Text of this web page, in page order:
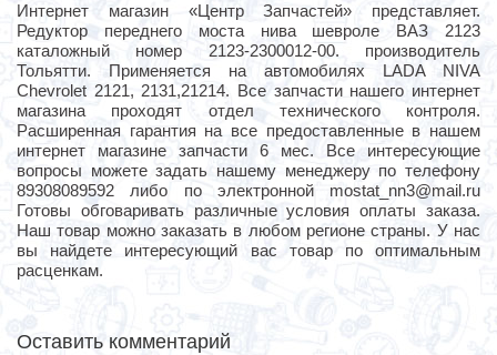
Интернет магазин «Центр Запчастей» представляет.
Редуктор переднего моста нива шевроле ВАЗ 2123
каталожный номер 2123-2300012-00. производитель
Тольятти. Применяется на автомобилях LADA NIVA
Chevrolet 2121, 2131,21214. Все запчасти нашего интернет
магазина проходят отдел технического контроля.
Расширенная гарантия на все предоставленные в нашем
интернет магазине запчасти 6 мес. Все интересующие
вопросы можете задать нашему менеджеру по телефону
89308089592 либо по электронной mostat_nn3@mail.ru
Готовы обговаривать различные условия оплаты заказа.
Наш товар можно заказать в любом регионе страны. У нас
вы найдете интересующий вас товар по оптимальным
расценкам.
Оставить комментарий